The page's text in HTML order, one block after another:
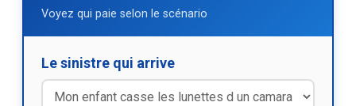
Voyez qui paie selon le scénario
Le sinistre qui arrive